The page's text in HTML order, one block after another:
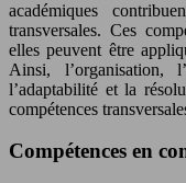
académiques
transversales. Ces
elles peuvent être
Ainsi, l’organisation,
l’adaptabilité et la
compétences
Compétences en